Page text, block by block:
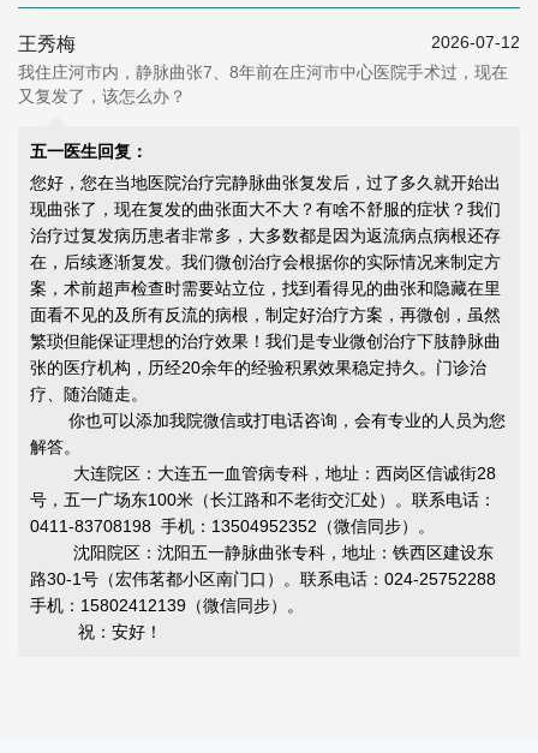
王秀梅
2026-07-12
我住庄河市内，静脉曲张7、8年前在庄河市中心医院手术过，现在
又复发了，该怎么办？
五一医生回复：
您好，您在当地医院治疗完静脉曲张复发后，过了多久就开始出
现曲张了，现在复发的曲张面大不大？有啥不舒服的症状？我们
治疗过复发病历患者非常多，大多数都是因为返流病点病根还存
在，后续逐渐复发。我们微创治疗会根据你的实际情况来制定方
案，术前超声检查时需要站立位，找到看得见的曲张和隐藏在里
面看不见的及所有反流的病根，制定好治疗方案，再微创，虽然
繁琐但能保证理想的治疗效果 ！我们是专业微创治疗下肢静脉曲
张的医疗机构，历经20余年的经验积累效果稳定持久。门诊治
疗、随治随走。
你也可以添加我院微信或打电话咨询，会有专业的人员为您
解答。
大连院区：大连五一血管病专科，地址：西岗区信诚街28
号，五一广场东100米（长江路和不老街交汇处）。联系电话：
0411-83708198 手机：13504952352（微信同步）。
沈阳院区：沈阳五一静脉曲张专科，地址：铁西区建设东
路30-1号（宏伟茗都小区南门口）。联系电话：024-25752288
手机：15802412139（微信同步）。
祝：安好！